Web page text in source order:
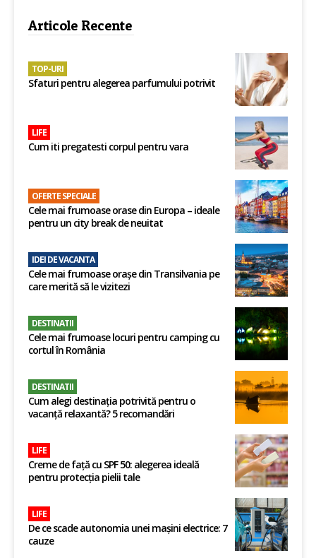
Articole Recente
TOP-URI
Sfaturi pentru alegerea parfumului potrivit
LIFE
Cum iti pregatesti corpul pentru vara
OFERTE SPECIALE
Cele mai frumoase orase din Europa – ideale
pentru un city break de neuitat
IDEI DE VACANTA
Cele mai frumoase orașe din Transilvania pe
care merită să le vizitezi
DESTINATII
Cele mai frumoase locuri pentru camping cu
cortul în România
DESTINATII
Cum alegi destinația potrivită pentru o
vacanță relaxantă? 5 recomandări
LIFE
Creme de față cu SPF 50: alegerea ideală
pentru protecția pielii tale
LIFE
De ce scade autonomia unei mașini electrice: 7
cauze